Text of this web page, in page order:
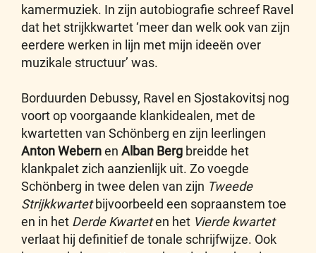
kamermuziek. In zijn autobiografie schreef Ravel
dat het strijkkwartet ‘meer dan welk ook van zijn
eerdere werken in lijn met mijn ideeën over
muzikale structuur’ was.
Borduurden Debussy, Ravel en Sjostakovitsj nog
voort op voorgaande klankidealen, met de
kwartetten van Schönberg en zijn leerlingen
Anton Webernen Alban Berg breidde het
klankpalet zich aanzienlijk uit. Zo voegde
Schönberg in twee delen van zijn Tweede
Strijkkwartetbijvoorbeeld een sopraanstem toe
en in het Derde Kwarteten het Vierde kwartet
verlaat hij definitief de tonale schrijfwijze. Ook